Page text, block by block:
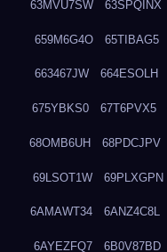
63MVU7SW 63SPQINX
659M6G4O 65TIBAG5
663467JW 664ESOLH
675YBKS0 67T6PVX5
68OMB6UH 68PDCJPV
69LSOT1W 69PLXGPN
6AMAWT34 6ANZ4C8L
6AYEZFQ7 6B0V87BD